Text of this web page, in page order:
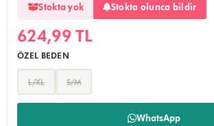
Stokta yok Stokta olunca bildir
624,99 TL
ÖZEL BEDEN
L/XL S/M
WhatsApp